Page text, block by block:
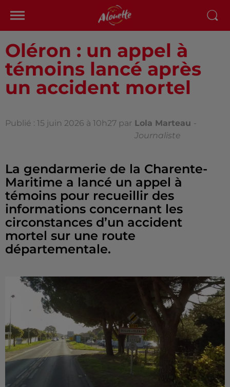
Oléron : un appel à
témoins lancé après
un accident mortel
Publié : 15 juin 2026 à 10h27 par Lola Marteau -
Journaliste
La gendarmerie de la Charente-
Maritime a lancé un appel à
témoins pour recueillir des
informations concernant les
circonstances d’un accident
mortel sur une route
départementale.